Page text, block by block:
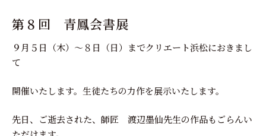
第８回 青鳳会書展
９月５日（木）～８日（日）までクリエート浜松におきまし
て
開催いたします。生徒たちの力作を展示いたします。
先日、ご逝去された、師匠 渡辺墨仙先生の作品もごらんい